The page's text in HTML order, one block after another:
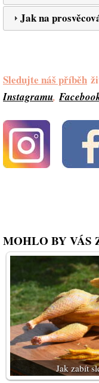
Jak na
Sledujte náš příběh
Instagramu,
MOHLO BY VÁS
Jak zabít